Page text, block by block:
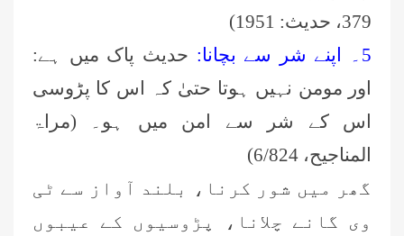
379، حدیث: 1951)
5۔ اپنے شر سے بچانا:
حدیث پاک میں ہے:
اور مومن نہیں ہوتا حتیٰ کہ اس کا پڑوسی
اس کے شر سے امن میں ہو۔ (مراۃ
المناجیح، 6/824)
گھر میں شور کرنا، بلند آواز سے ٹی
وی گانے چلانا، پڑوسیوں کے عیبوں